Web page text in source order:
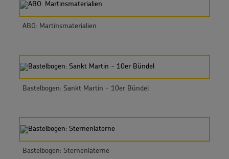
ABO: Martinsmaterialien
Bastelbogen: Sankt Martin - 10er Bündel
Bastelbogen: Sternenlaterne